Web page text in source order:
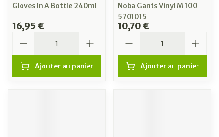
Gloves In A Bottle 240ml
16,95 €
Ajouter au panier
Noba Gants Vinyl M 100
5701015
10,70 €
Ajouter au panier